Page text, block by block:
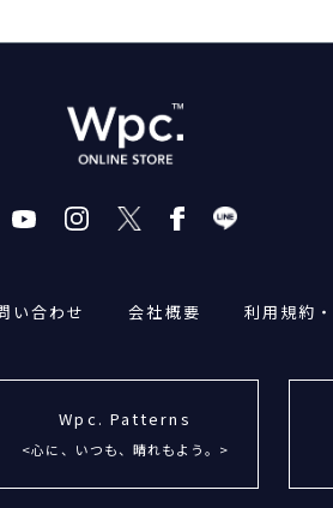
い合わせ 会社概要 利用規約
Wpc. Patterns
<心に、いつも、晴れもよう。>